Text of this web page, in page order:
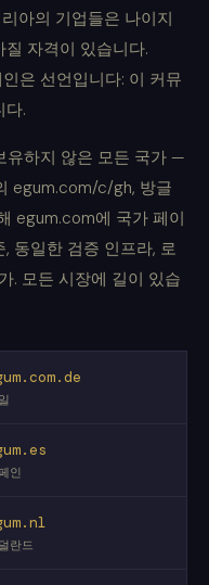
아의 기업들은 나이지
자격이 있습니다.
은 선언입니다: 이 커뮤
다.
유하지 않은 모든 국가 —
egum.com/c/gh, 방글
egum.com에 국가 페이
동일한 검증 인프라, 로
. 모든 시장에 길이 있습
인
란드